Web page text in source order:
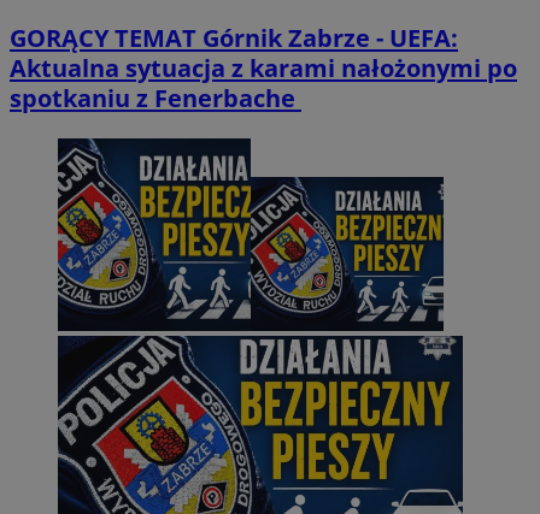
GORĄCY TEMAT Górnik Zabrze - UEFA:
Aktualna sytuacja z karami nałożonymi po
spotkaniu z Fenerbache